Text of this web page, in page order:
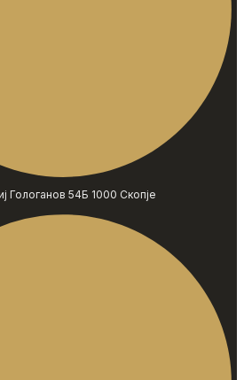
Гологанов 54Б 1000 Скопје